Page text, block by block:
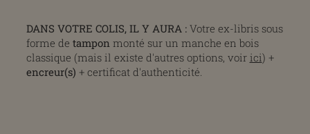
DANS VOTRE COLIS, IL Y AURA :Votre ex-libris sous
forme de tampon monté sur un manche en bois
classique (mais il existe d'autres options, voir ici) +
encreur(s) + certificat d'authenticité.